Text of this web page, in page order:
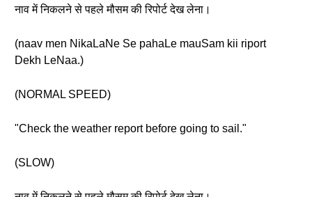
नाव में निकलने से पहले मौसम की रिपोर्ट देख लेना।
(naav men NikaLaNe Se pahaLe mauSam kii riport
Dekh LeNaa.)
(NORMAL SPEED)
"Check the weather report before going to sail."
(SLOW)